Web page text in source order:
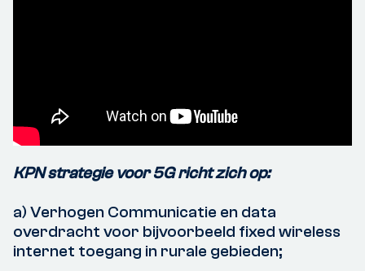
KPN strategie voor 5G richt zich op:
a) Verhogen Communicatie en data
overdracht voor bijvoorbeeld fixed wireless
internet toegang in rurale gebieden;